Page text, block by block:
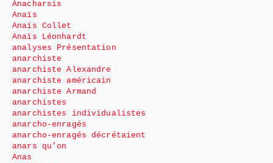
Anacharsis
Anaïs
Anaïs Collet
Anaïs Léonhardt
analyses Présentation
anarchiste
anarchiste Alexandre
anarchiste américain
anarchiste Armand
anarchistes
anarchistes individualistes
anarcho-enragés
anarcho-enragés décrétaient
anars qu’on
Anas